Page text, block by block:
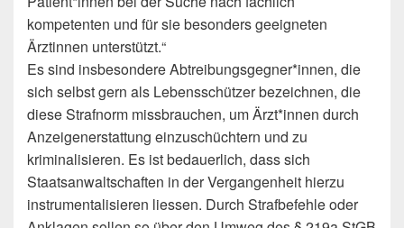
kompetenten und für sie besonders geeigneten
Ärztinnen unterstützt.“
Es sind insbesondere Abtreibungsgegner*innen, die
sich selbst gern als Lebensschützer bezeichnen, die
diese Strafnorm missbrauchen, um Ärzt*innen durch
Anzeigenerstattung einzuschüchtern und zu
kriminalisieren. Es ist bedauerlich, dass sich
Staatsanwaltschaften in der Vergangenheit hierzu
instrumentalisieren liessen. Durch Strafbefehle oder